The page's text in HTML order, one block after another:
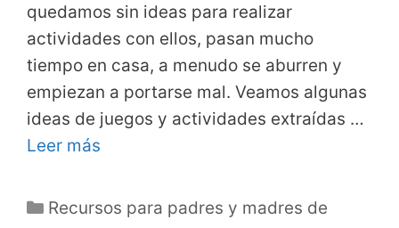
quedamos sin ideas para realizar
actividades con ellos, pasan mucho
tiempo en casa, a menudo se aburren y
empiezan a portarse mal. Veamos algunas
ideas de juegos y actividades extraídas …
Leer más
Categorías
Recursos para padres y madres de